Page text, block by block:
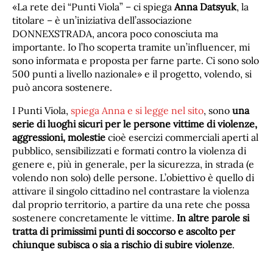
«La rete dei “Punti Viola” – ci spiegaAnna Datsyuk, la
titolare – è un’iniziativa dell’associazione
DONNEXSTRADA, ancora poco conosciuta ma
importante. Io l’ho scoperta tramite un’influencer, mi
sono informata e proposta per farne parte. Ci sono solo
500 punti a livello nazionale» e il progetto, volendo, si
può ancora sostenere.
I Punti Viola, spiega Anna e si legge nel sito, sono una
serie di luoghi sicuri per le persone vittime di violenze,
aggressioni, molestie cioè esercizi commerciali aperti al
pubblico, sensibilizzati e formati contro la violenza di
genere e, più in generale, per la sicurezza, in strada (e
volendo non solo) delle persone. L’obiettivo è quello di
attivare il singolo cittadino nel contrastare la violenza
dal proprio territorio, a partire da una rete che possa
sostenere concretamente le vittime. In altre parole si
tratta di primissimi punti di soccorso e ascolto per
chiunque subisca o sia a rischio di subire violenze.